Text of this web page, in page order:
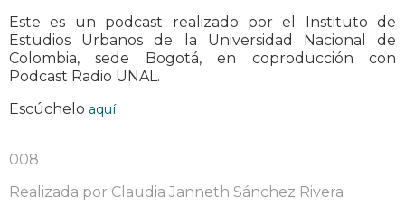
Este es un podcast realizado por el Instituto de
Estudios Urbanos de la Universidad Nacional de
Colombia, sede Bogotá, en coproducción con
Podcast Radio UNAL.
Escúchelo aquí
008
Realizada por Claudia Janneth Sánchez Rivera